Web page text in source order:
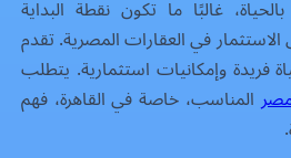
غالبًا ما تكون نقطة البداية
الاستثمار في العقارات المصرية. تقدم
فريدة وإمكانيات استثمارية. يتطلب
المناسب، خاصة في القاهرة، فهم